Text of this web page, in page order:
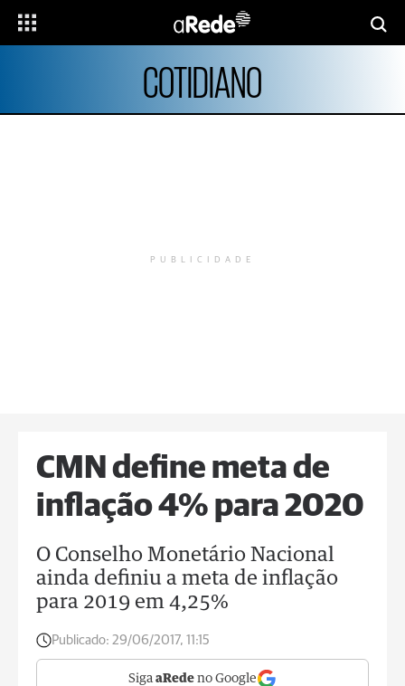
COTIDIANO
PUBLICIDADE
CMN define meta de
inflação 4% para 2020
O Conselho Monetário Nacional
ainda definiu a meta de inflação
para 2019 em 4,25%
Publicado: 29/06/2017, 11:15
Siga aRede no Google